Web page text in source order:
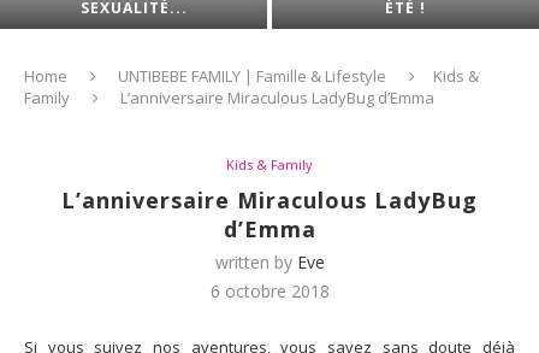
SEXUALITÉ...
ÉTÉ !
Home UNTIBEBE FAMILY | Famille & Lifestyle
Kids &
Family
L’anniversaire Miraculous LadyBug d’Emma
Kids & Family
L’anniversaire Miraculous LadyBug
d’Emma
written by Eve
6 octobre 2018
Si vous suivez nos aventures, vous savez sans doute déjà